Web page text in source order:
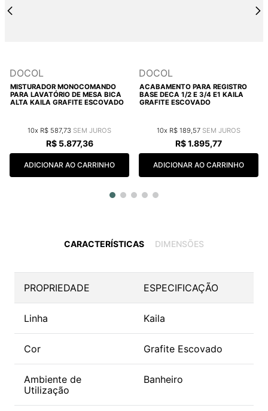
DOCOL
MISTURADOR MONOCOMANDO
PARA LAVATÓRIO DE MESA BICA
ALTA KAILA GRAFITE ESCOVADO
10 R$ 587,73
R$ 5.877,36
ADICIONAR AO CARRINHO
DOCOL
ACABAMENTO PARA REGISTRO
BASE DECA 1/2 E 3/4 E1 KAILA
GRAFITE ESCOVADO
10 R$ 189 57
R$1.895,77
ADICIONAR AO CARRINHO
CARACTERÍSTICAS DIMENSÕES
PROPRIEDADE ESPECIFICAÇÃO
Linha Kaila
Cor Grafite Escovado
Ambiente de
Utilização
Banheiro